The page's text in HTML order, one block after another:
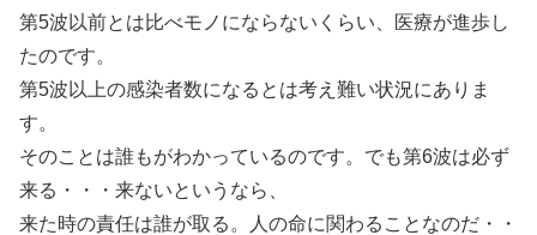
第5波以前とは比べモノにならないくらい、医療が進歩し
たのです。
第5波以上の感染者数になるとは考え難い状況にありま
す。
そのことは誰もがわかっているのです。でも第6波は必ず
来る・・・来ないというなら、
来た時の責任は誰が取る。人の命に関わることなのだ・・